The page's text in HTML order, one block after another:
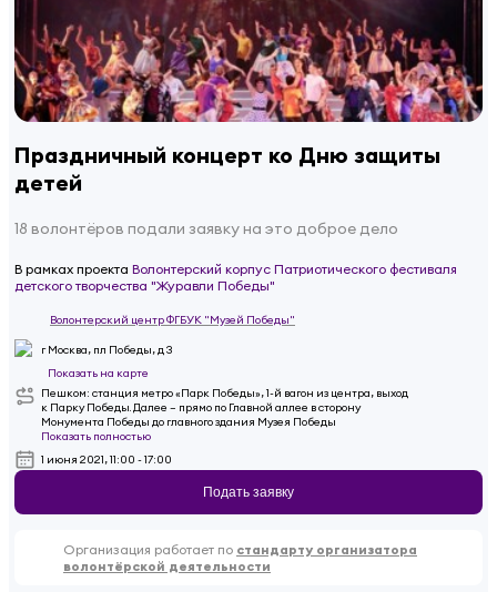
Праздничный концерт ко Дню защиты
детей
18 волонтёров подали заявку на это доброе дело
В рамках проекта Волонтерский корпус Патриотического фестиваля
детского творчества "Журавли Победы"
Волонтерский центр ФГБУК "Музей Победы"
г Москва, пл Победы, д 3
Показать на карте
Пешком: станция метро «Парк Победы», 1-й вагон из центра, выход
к Парку Победы. Далее – прямо по Главной аллее в сторону
Монумента Победы до главного здания Музея Победы
Показать полностью
1 июня 2021, 11:00 - 17:00
Подать заявку
Организация работает по стандарту организатора
волонтёрской деятельности